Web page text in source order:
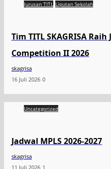
Jurusan TITL Liputan Sekolah
Tim TITL SKAGRISA Raih
Competition II 2026
skagrisa
16 Juli 2026 0
Uncategorized
Jadwal MPLS 2026-2027
skagrisa
11 Juli 2026 1